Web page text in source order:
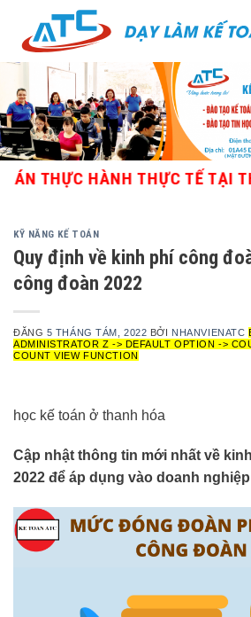
content
HÀNH THỰC TẾ TẠI
KỸ NĂNG KẾ TOÁN
Quy định về kinh phí công
công đoàn 2022
ĐĂNG 5 THÁNG TÁM, 2022 BỞI NHANVIENATC
ADMINISTRATOR Z -> DEFAULT OPTION ->
COUNT VIEW FUNCTION
học kế toán ở thanh hóa
Cập nhật thông tin mới nhất về
2022 để áp dụng vào doanh